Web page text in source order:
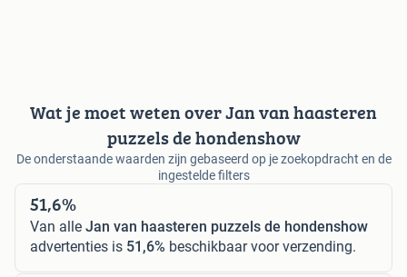
Wat je moet weten over Jan van haasteren
puzzels de hondenshow
De onderstaande waarden zijn gebaseerd op je zoekopdracht en de
ingestelde filters
51,6%
Van alle Jan van haasteren puzzels de hondenshow
advertenties is 51,6% beschikbaar voor verzending.